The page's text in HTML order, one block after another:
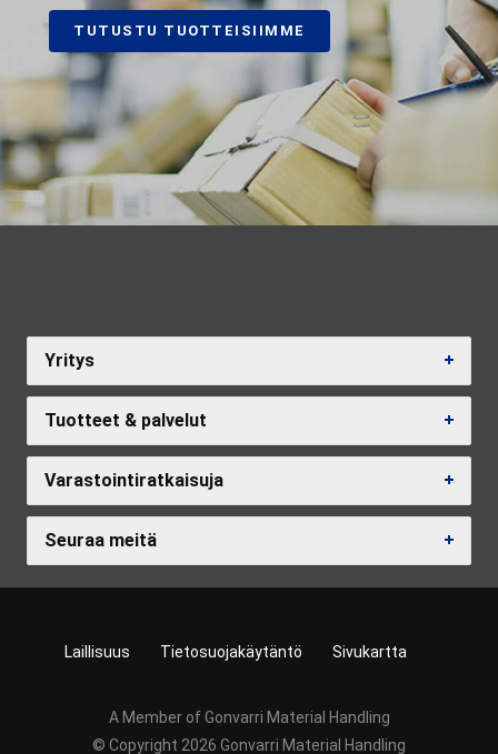
TUTUSTU TUOTTEISIIMME
Yritys
Tuotteet & palvelut
Varastointiratkaisuja
Seuraa meitä
Laillisuus Tietosuojakäytäntö Sivukartta
A Member of Gonvarri Material Handling
© Copyright 2026 Gonvarri Material Handling